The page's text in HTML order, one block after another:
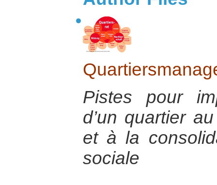
Pistes pour
d’un quartier
et à la
sociale